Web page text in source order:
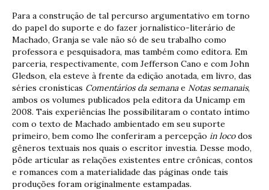
Para a construção de tal percurso argumentativo em torno
do papel do suporte e do fazer jornalístico-literário de
Machado, Granja se vale não só de seu trabalho como
professora e pesquisadora, mas também como editora. Em
parceria, respectivamente, com Jefferson Cano e com John
Gledson, ela esteve à frente da edição anotada, em livro, das
séries cronísticas Comentários da semanae Notas semanais,
ambos os volumes publicados pela editora da Unicamp em
2008. Tais experiências lhe possibilitaram o contato íntimo
com o texto de Machado ambientado em seu suporte
primeiro, bem como lhe conferiram a percepção in locodos
gêneros textuais nos quais o escritor investia. Desse modo,
pôde articular as relações existentes entre crônicas, contos
e romances com a materialidade das páginas onde tais
produções foram originalmente estampadas.